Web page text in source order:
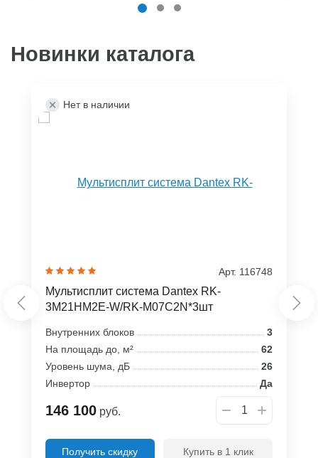
Новинки каталога
Нет в наличии
Арт. 116748
Мультисплит система Dantex RK-
3M21HM2E-W/RK-M07C2N*3шт
Внутренних блоков
3
На площадь до, м²
62
Уровень шума, дБ
26
Инвертор
Да
146 100 руб.
Получить скидку Купить в 1 клик